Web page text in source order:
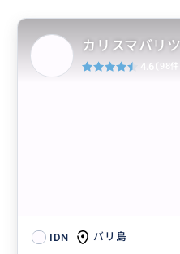
IDN バリ島
カリスマバリ
4.6 (98